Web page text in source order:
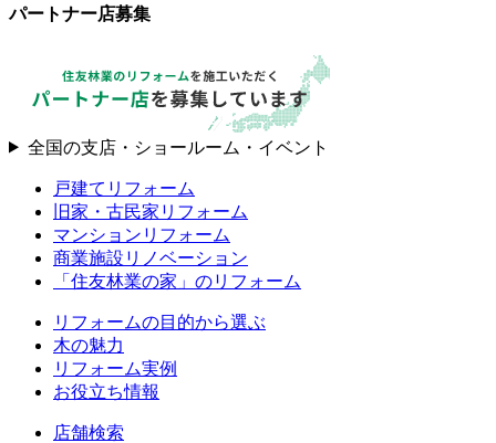
パートナー店募集
全国の支店・ショールーム・イベント
戸建てリフォーム
旧家・古民家リフォーム
マンションリフォーム
商業施設リノベーション
「住友林業の家」のリフォーム
リフォームの目的から選ぶ
木の魅力
リフォーム実例
お役立ち情報
店舗検索